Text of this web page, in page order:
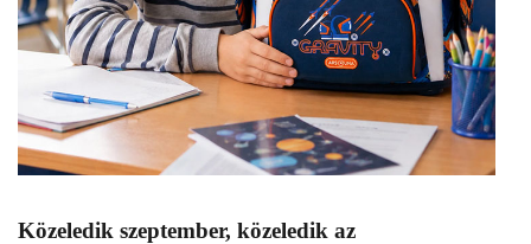
Közeledik szeptember, közeledik az